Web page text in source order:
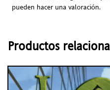
pueden hacer una valoración.
Productos